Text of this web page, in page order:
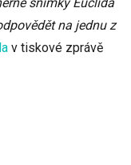
snímky Euclida
na jednu z
v tiskové zprávě